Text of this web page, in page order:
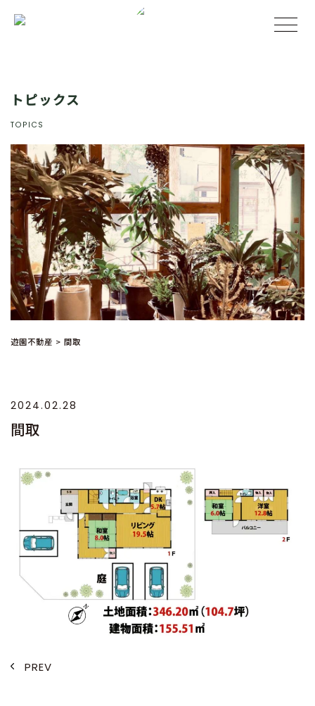
トピックス
TOPICS
遊園不動産 > 間取
2024.02.28
間取
PREV